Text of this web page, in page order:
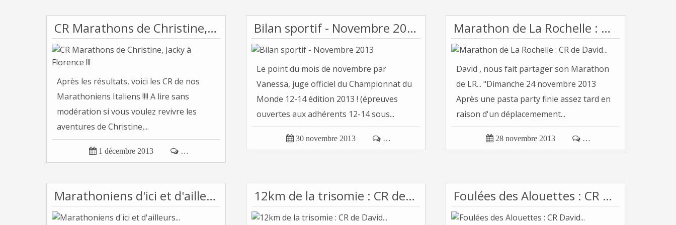
CR Marathons de Christine, Jacky à Florence !!!
Après les résultats, voici les CR de nos
Marathoniens Italiens !!!! A lire sans
modération si vous voulez revivre les
aventures de Christine,...
 1 décembre 2013  …
Bilan sportif - Novembre 2013
Le point du mois de novembre par
Vanessa, juge officiel du Championnat du
Monde 12-14 édition 2013 ! (épreuves
ouvertes aux adhérents 12-14 sous...
 30 novembre 2013  …
Marathon de La Rochelle : CR de David...
David , nous fait partager son Marathon
de LR... "Dimanche 24 novembre 2013
Après une pasta party finie assez tard en
raison d'un déplacemement...
 28 novembre 2013  …
Marathoniens d'ici et d'ailleurs... 12km de la trisomie : CR de David... Foulées des Alouettes : CR David...